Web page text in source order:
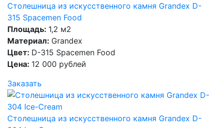
Столешница из искусственного камня Grandex D-
315 Spacemen Food
Площадь: 1,2 м2
Материал: Grandex
Цвет: D-315 Spacemen Food
Цена: 12 000 рублей
Заказать
Столешница из искусственного камня Grandex D-